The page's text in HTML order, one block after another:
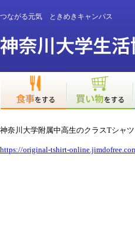
つながる元気 ときめきキャンパス
神奈川大学附属中高生のクラスTシャ
https://original-tshirt-